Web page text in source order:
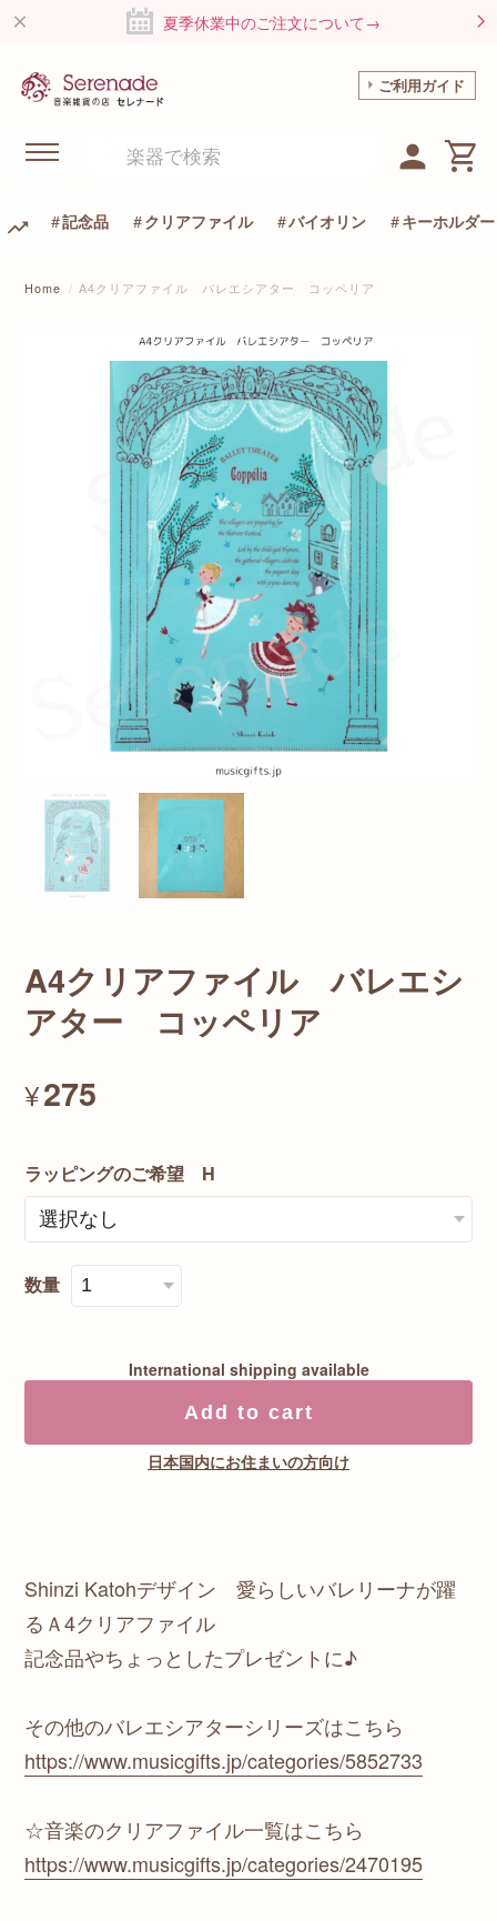
夏季休業中のご注文について→
ご利用ガイド
記念品 クリアファイル バイオリン キーホルダー
Home A4クリアファイル バレエシアター コッペリア
A4クリアファイル バレエシ
アター コッペリア
¥275
ラッピングのご希望 H
数量
International shipping available
Add to cart
日本国内にお住まいの方向け
Shinzi Katohデザイン 愛らしいバレリーナが躍
るＡ4クリアファイル
記念品やちょっとしたプレゼントに♪
その他のバレエシアターシリーズはこちら
https://www.musicgifts.jp/categories/5852733
☆音楽のクリアファイル一覧はこちら
https://www.musicgifts.jp/categories/2470195